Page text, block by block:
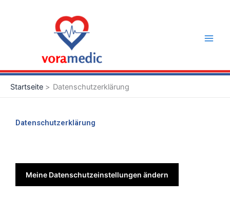
Startseite Datenschutzerklärung
Datenschutzerklärung
Meine Datenschutzeinstellungen ändern